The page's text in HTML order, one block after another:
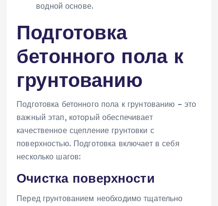
водной основе.
Подготовка
бетонного пола к
грунтованию
Подготовка бетонного пола к грунтованию – это
важный этап, который обеспечивает
качественное сцепление грунтовки с
поверхностью. Подготовка включает в себя
несколько шагов:
Очистка поверхности
Перед грунтованием необходимо тщательно